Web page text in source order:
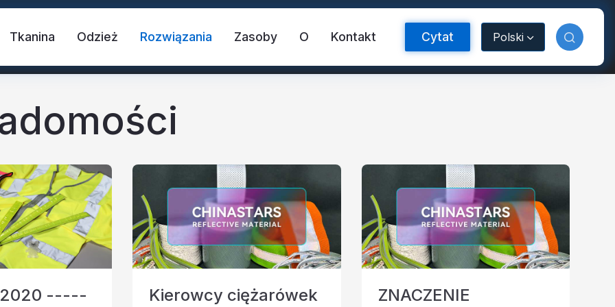
Tkanina Odzież Rozwiązania Zasoby O Kontakt Cytat Polski
tkanina Kamizelka bezpieczeństwa Taśma odblaskowa FR
Odblaskowy winyl termotransferowy
-----
Kierowcy ciężarówek
ZNACZENIE